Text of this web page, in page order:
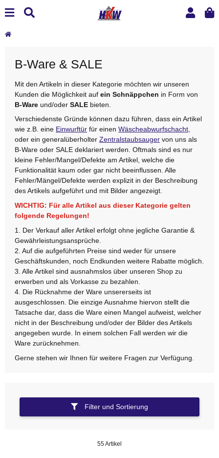
B-Ware & SALE
Mit den Artikeln in dieser Kategorie möchten wir unseren
Kunden die Möglichkeit auf ein Schnäppchen in Form von
B-Ware und/oder SALE bieten.
Verschiedenste Gründe können dazu führen, dass ein Artikel
wie z.B. eine Einwurftür für einen Wäscheabwurfschacht,
oder ein generalüberholter Zentralstaubsauger von uns als
B-Ware oder SALE deklariert werden. Oftmals sind es nur
kleine Fehler/Mangel/Defekte am Artikel, welche die
Funktionalität kaum oder gar nicht beeinflussen. Alle
Fehler/Mängel/Defekte werden explizit in der Beschreibung
des Artikels aufgeführt und mit Bilder angezeigt.
WICHTIG: Für alle Artikel aus dieser Kategorie gelten
folgende Regelungen!
1. Der Verkauf aller Artikel erfolgt ohne jegliche Garantie &
Gewährleistungsansprüche.
2. Auf die aufgeführten Preise sind weder für unsere
Geschäftskunden, noch Endkunden weitere Rabatte möglich.
3. Alle Artikel sind ausnahmslos über unseren Shop zu
erwerben und als Vorkasse zu bezahlen.
4. Die Rücknahme der Ware unsererseits ist
ausgeschlossen. Die einzige Ausnahme hiervon stellt die
Tatsache dar, dass die Ware einen Mangel aufweist, welcher
nicht in der Beschreibung und/oder der Bilder des Artikels
angegeben wurde. In einem solchen Fall werden wir die
Ware zurücknehmen.
Gerne stehen wir Ihnen für weitere Fragen zur Verfügung.
Filter und Sortierung
55 Artikel